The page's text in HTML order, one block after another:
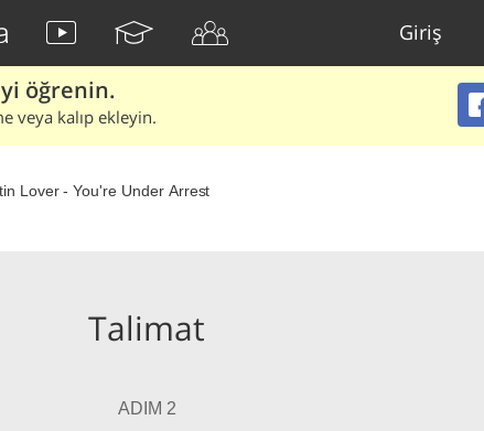
Giriş
öğrenin.
veya kalıp ekleyin.
Lover - You're Under Arrest
Talimat
ADIM 2